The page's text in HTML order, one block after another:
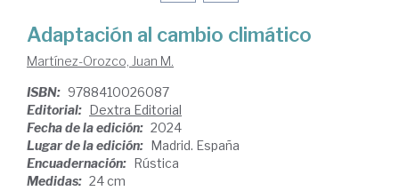
Adaptación al cambio climático
Martínez-Orozco, Juan M.
ISBN: 9788410026087
Editorial: Dextra Editorial
Fecha de la edición: 2024
Lugar de la edición: Madrid. España
Encuadernación: Rústica
Medidas: 24 cm